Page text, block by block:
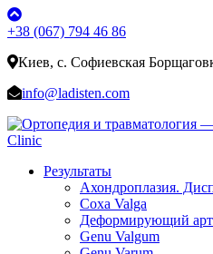
+38 (067) 794 46 86
Киев, с. Софиевская
info@ladisten.com
Результаты
Ахондроплазия.
Coxa Valga
Деформирующий
Genu Valgum